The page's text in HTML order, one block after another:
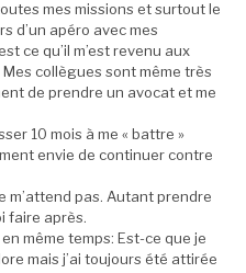
mes missions et surtout le
d’un apéro avec mes
ce qu’il m’est revenu aux
collègues sont même très
de prendre un avocat et me
10 mois à me « battre »
envie de continuer contre
m’attend pas. Autant prendre
faire après.
même temps: Est-ce que je
mais j’ai toujours été attirée